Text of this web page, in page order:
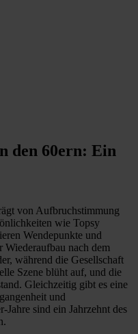
den 60ern: Ein
von Aufbruchstimmung
wie Topsy
Wendepunkte und
nach dem
während die Gesellschaft
Szene blüht auf, und die
Gleichzeitig gibt es eine
und
sind ein Jahrzehnt des